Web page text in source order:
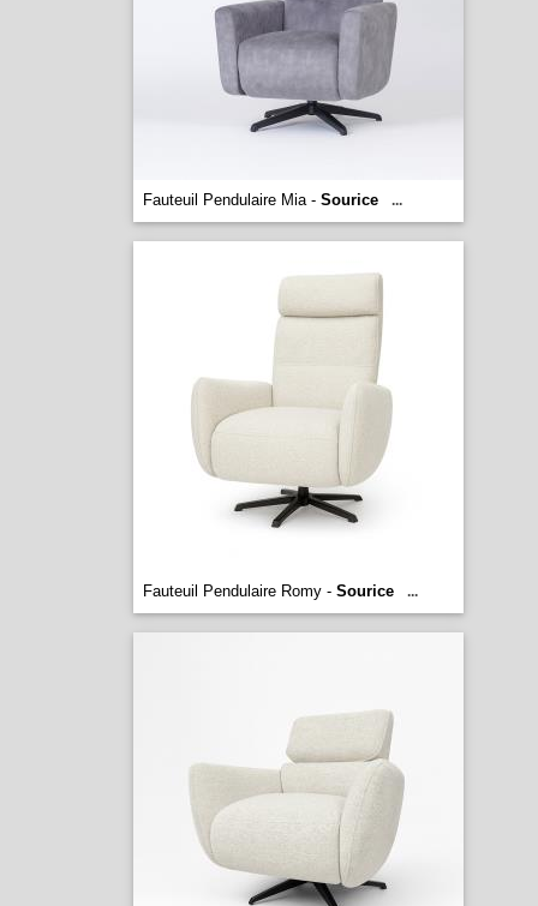
Fauteuil Pendulaire Mia - Sourice ...
Fauteuil Pendulaire Romy - Sourice ...